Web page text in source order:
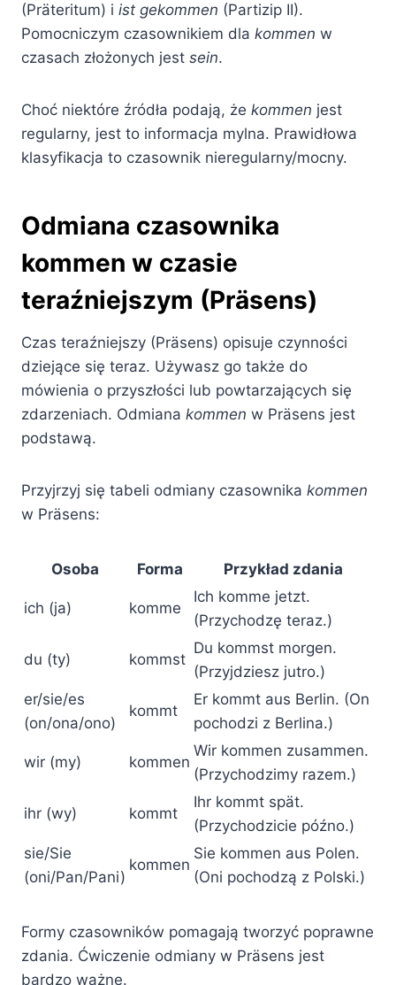
(Präteritum) i ist gekommen (Partizip II).
Pomocniczym czasownikiem dla kommen w
czasach złożonych jest sein.
Choć niektóre źródła podają, że kommen jest
regularny, jest to informacja mylna. Prawidłowa
klasyfikacja to czasownik nieregularny/mocny.
Odmiana czasownika
kommen w czasie
teraźniejszym (Präsens)
Czas teraźniejszy (Präsens) opisuje czynności
dziejące się teraz. Używasz go także do
mówienia o przyszłości lub powtarzających się
zdarzeniach. Odmiana kommen w Präsens jest
podstawą.
Przyjrzyj się tabeli odmiany czasownika kommen
w Präsens:
Osoba Forma Przykład zdania
ich (ja) komme
Ich komme jetzt.
(Przychodzę teraz.)
du (ty) kommst
Du kommst morgen.
(Przyjdziesz jutro.)
er/sie/es
(on/ona/ono)
kommt
Er kommt aus Berlin. (On
pochodzi z Berlina.)
wir (my) kommen
Wir kommen zusammen.
(Przychodzimy razem.)
ihr (wy) kommt
Ihr kommt spät.
(Przychodzicie późno.)
sie/Sie
(oni/Pan/Pani)
kommen
Sie kommen aus Polen.
(Oni pochodzą z Polski.)
Formy czasowników pomagają tworzyć poprawne
zdania. Ćwiczenie odmiany w Präsens jest
bardzo ważne.